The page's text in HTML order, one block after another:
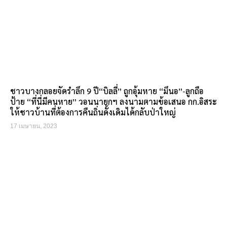
ชาวบางกลอยจัดรำลึก 9 ปี“บิลลี่” ถูกอุ้มหาย “มึนอ”-ลูกถือ
ป้าย “ที่นี่มีคนหาย” วอนนายกฯ ลงนามตามข้อเสนอ กก.อิสระ
ให้ชาวบ้านที่ต้องการคืนถิ่นดั้งเดิมได้กลับป่าใหญ่
17 เมษายน, 2023